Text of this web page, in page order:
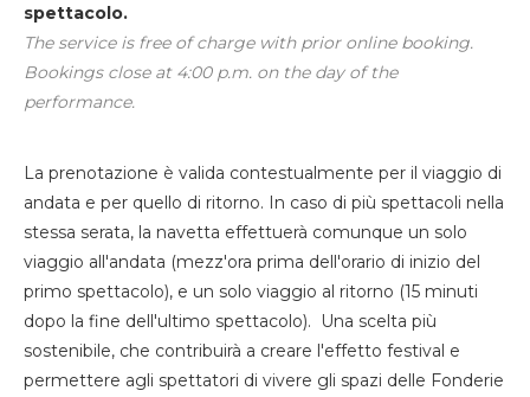
spettacolo.
The service is free of charge with prior online booking.
Bookings close at 4:00 p.m. on the day of the
performance.
La prenotazione è valida contestualmente per il viaggio di
andata e per quello di ritorno. In caso di più spettacoli nella
stessa serata, la navetta effettuerà comunque un solo
viaggio all'andata (mezz'ora prima dell'orario di inizio del
primo spettacolo), e un solo viaggio al ritorno (15 minuti
dopo la fine dell'ultimo spettacolo). Una scelta più
sostenibile, che contribuirà a creare l'effetto festival e
permettere agli spettatori di vivere gli spazi delle Fonderie